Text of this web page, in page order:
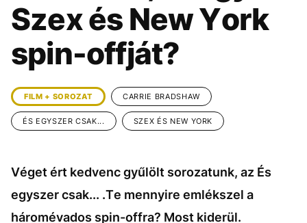
ÉLETMÓD DESIGN
BESZÉLGETÉSEK ARCOK
VIDEÓ TÖRTÉNETEK
GASZTRO
Szex és New York
spin-offját?
FILM + SOROZAT CARRIE BRADSHAW
ÉS EGYSZER CSAK... SZEX ÉS NEW YORK
Véget ért kedvenc gyűlölt sorozatunk, az És
egyszer csak... .Te mennyire emlékszel a
háromévados spin-offra? Most kiderül.